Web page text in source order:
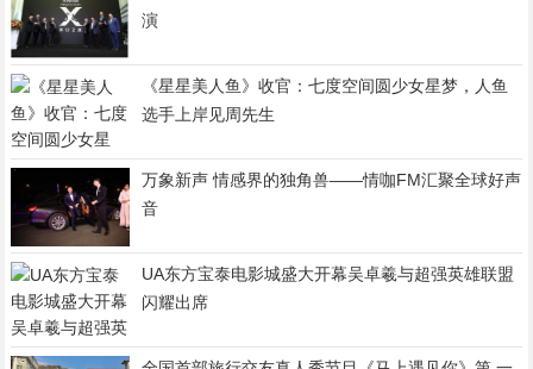
演
《星星美人鱼》收官：七度空间圆少女星梦，人鱼
选手上岸见周先生
万象新声 情感界的独角兽——情咖FM汇聚全球好声
音
UA东方宝泰电影城盛大开幕吴卓羲与超强英雄联盟
闪耀出席